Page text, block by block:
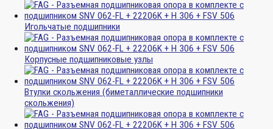
Игольчатые подшипники
Корпусные подшипниковые узлы
Втулки скольжения (биметаллические подшипники
скольжения)